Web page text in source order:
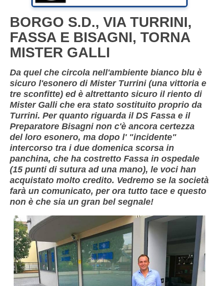
BORGO S.D., VIA TURRINI,
FASSA E BISAGNI, TORNA
MISTER GALLI
Da quel che circola nell'ambiente bianco blu è
sicuro l'esonero di Mister Turrini (una vittoria e
tre sconfitte) ed è altrettanto sicuro il riento di
Mister Galli che era stato sostituito proprio da
Turrini. Per quanto riguarda il DS Fassa e il
Preparatore Bisagni non c'è ancora certezza
del loro esonero, ma dopo l' "incidente"
intercorso tra i due domenica scorsa in
panchina, che ha costretto Fassa in ospedale
(15 punti di sutura ad una mano), le voci han
acquistato molto credito. Vedremo se la società
farà un comunicato, per ora tutto tace e questo
non è che sia un gran bel segnale!